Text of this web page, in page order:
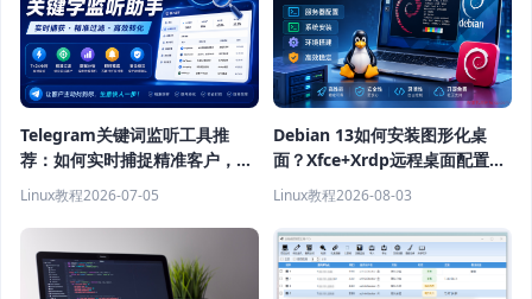
Telegram关键词监听工具推
荐：如何实时捕捉精准客户，提
高获客效率？
Linux教程2026-07-05
Debian 13如何安装图形化桌
面？Xfce+Xrdp远程桌面配置教
程
Linux教程2026-08-03